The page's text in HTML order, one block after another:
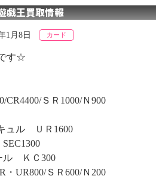
戯王買取情報
1月8日 カード
す☆
ＳＲ1000/Ｎ900
ュル ＵＲ1600
ル ＫＣ300
UR800/ＳＲ600/Ｎ200